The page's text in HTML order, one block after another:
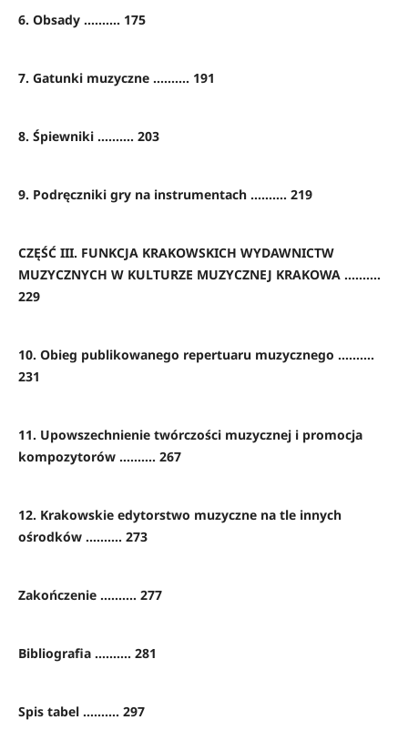
6. Obsady .......... 175
7. Gatunki muzyczne .......... 191
8. Śpiewniki .......... 203
9. Podręczniki gry na instrumentach .......... 219
CZĘŚĆ III. FUNKCJA KRAKOWSKICH WYDAWNICTW
MUZYCZNYCH W KULTURZE MUZYCZNEJ KRAKOWA ..........
229
10. Obieg publikowanego repertuaru muzycznego ..........
231
11. Upowszechnienie twórczości muzycznej i promocja
kompozytorów .......... 267
12. Krakowskie edytorstwo muzyczne na tle innych
ośrodków .......... 273
Zakończenie .......... 277
Bibliografia .......... 281
Spis tabel .......... 297